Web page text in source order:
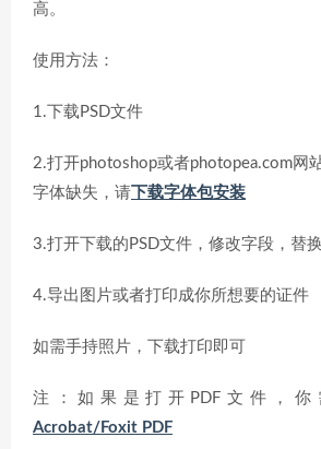
高。
使用方法：
1.下载PSD文件
2.打开photoshop或者photopea.com网
字体缺失，请 下载字体包安装
3.打开下载的PSD文件，修改字段，替
4.导出图片或者打印成你所想要的证件
如需手持照片，下载打印即可
注：如果是打开PDF文件，你
Acrobat/Foxit PDF